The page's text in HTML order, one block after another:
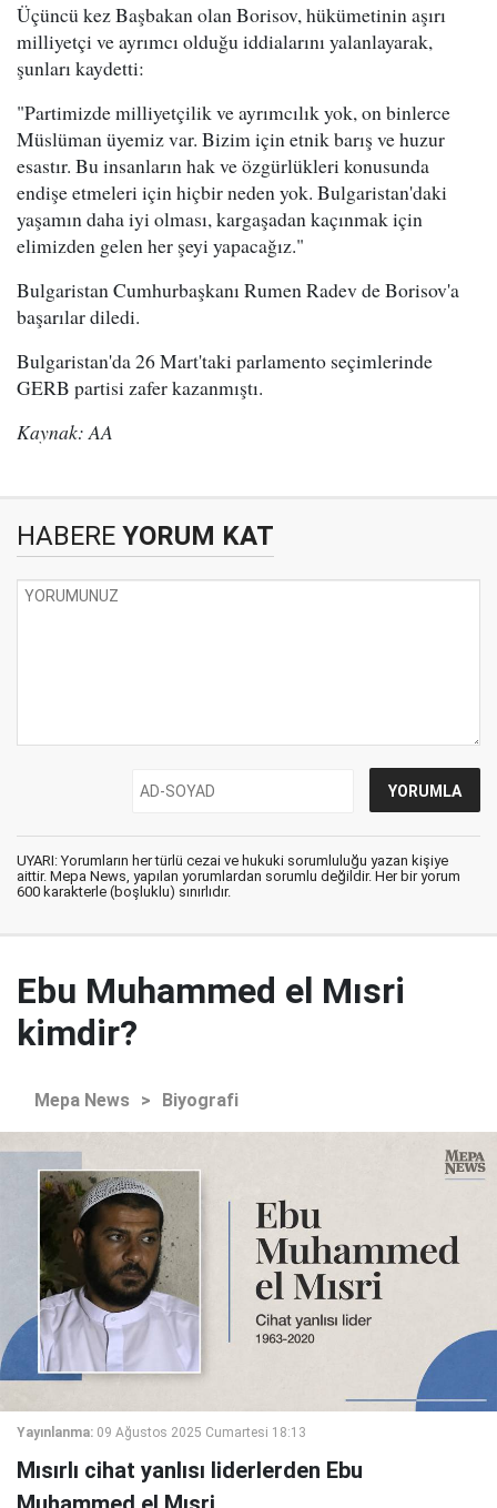
Üçüncü kez Başbakan olan Borisov, hükümetinin aşırı
milliyetçi ve ayrımcı olduğu iddialarını yalanlayarak,
şunları kaydetti:
"Partimizde milliyetçilik ve ayrımcılık yok, on binlerce
Müslüman üyemiz var. Bizim için etnik barış ve huzur
esastır. Bu insanların hak ve özgürlükleri konusunda
endişe etmeleri için hiçbir neden yok. Bulgaristan'daki
yaşamın daha iyi olması, kargaşadan kaçınmak için
elimizden gelen her şeyi yapacağız."
Bulgaristan Cumhurbaşkanı Rumen Radev de Borisov'a
başarılar diledi.
Bulgaristan'da 26 Mart'taki parlamento seçimlerinde
GERB partisi zafer kazanmıştı.
Kaynak: AA
HABERE YORUM KAT
UYARI: Yorumların her türlü cezai ve hukuki sorumluluğu yazan kişiye
aittir. Mepa News, yapılan yorumlardan sorumlu değildir. Her bir yorum
600 karakterle (boşluklu) sınırlıdır.
Ebu Muhammed el Mısri
kimdir?
Mepa News > Biyografi
Yayınlanma: 09 Ağustos 2025 Cumartesi 18:13
Mısırlı cihat yanlısı liderlerden Ebu